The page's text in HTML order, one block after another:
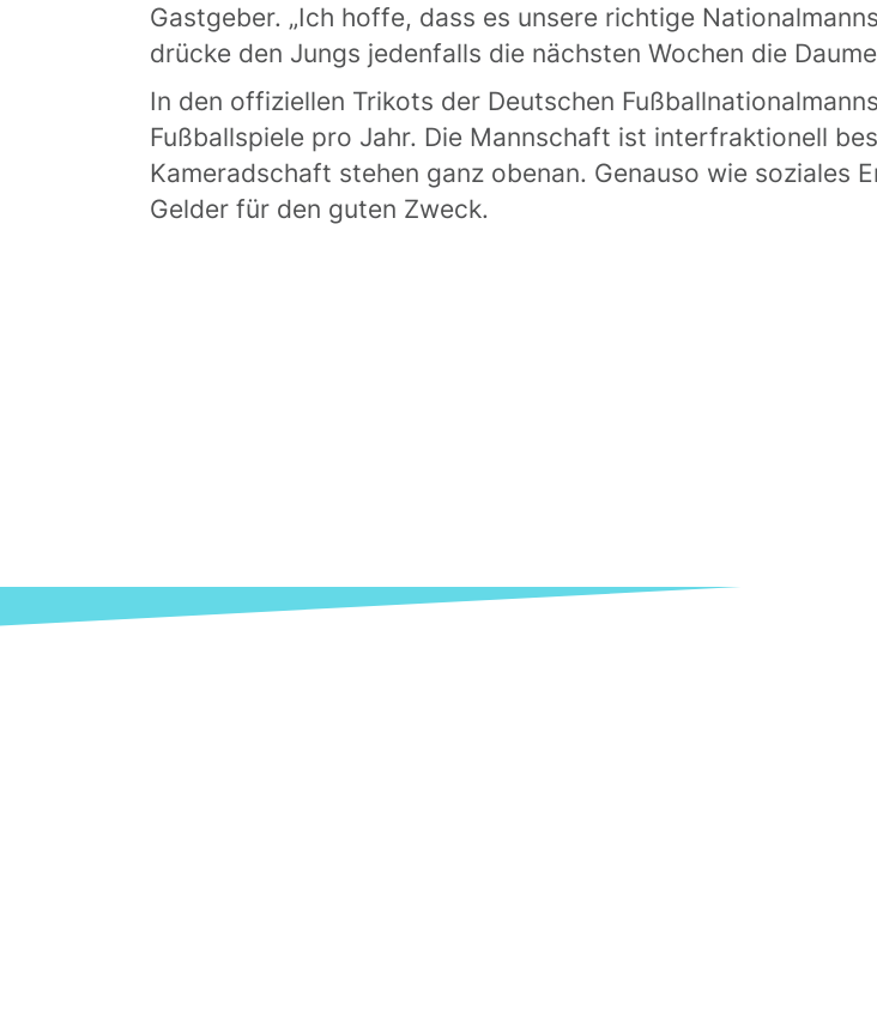
Gastgeber. „Ich hoffe, dass es unsere richtige
drücke den Jungs jedenfalls die nächsten Wochen die
In den offiziellen Trikots der Deutschen
Fußballspiele pro Jahr. Die Mannschaft ist interfraktionell
Kameradschaft stehen ganz obenan. Genauso wie soziales
Gelder für den guten Zweck.